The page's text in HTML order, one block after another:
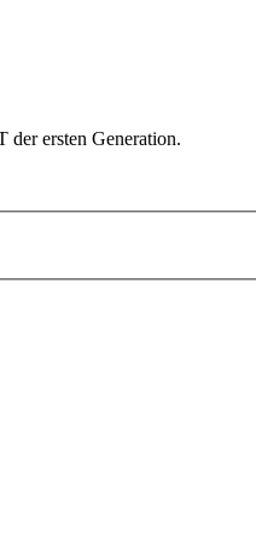
ersten Generation.